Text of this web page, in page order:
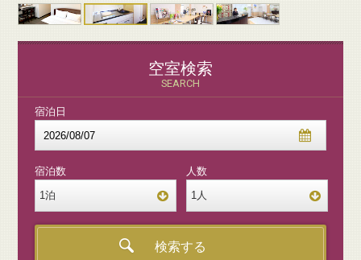
空室検索
SEARCH
宿泊日
宿泊数
1泊
人数
1人
宿泊数をお選びください
2 3
人数をお選びください
2 3